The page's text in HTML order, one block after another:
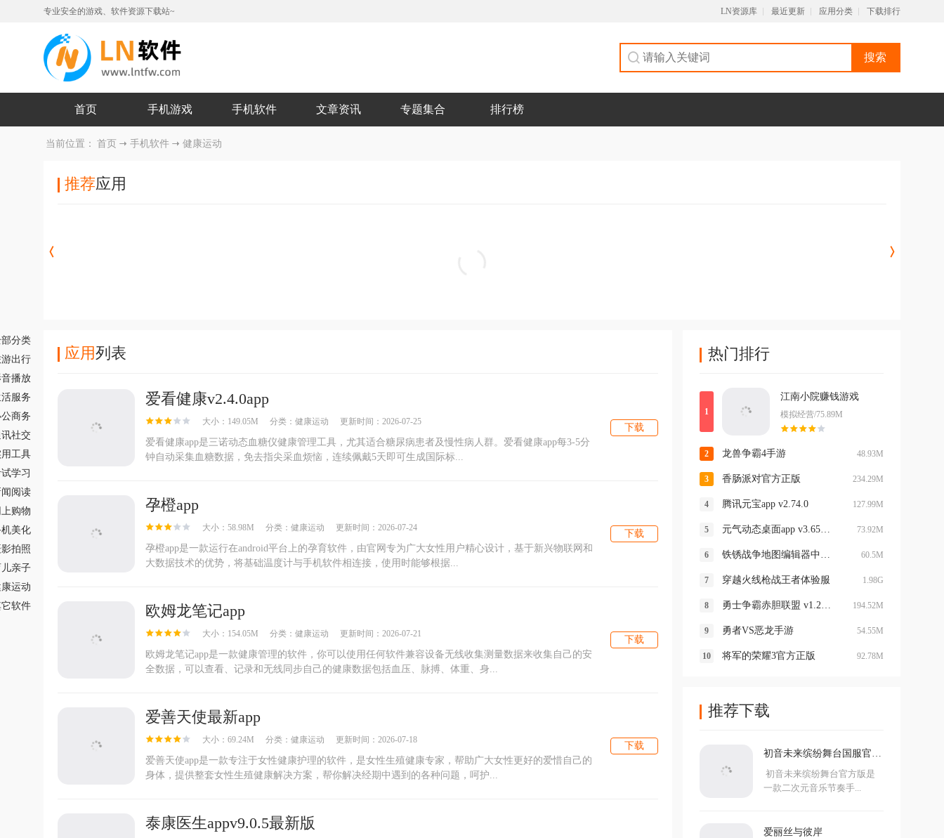
专业安全的游戏、软件资源下载站~ LN资源库 最近更新 应用分类 下载排行
搜索
首页 手机游戏 手机软件 文章资讯 专题集合 排行榜
当前位置： 首页 手机软件 健康运动
推荐应用
分类
出行
播放
服务
商务
社交
工具
学习
阅读
购物
美化
拍照
亲子
运动
软件
应用列表
爱看健康v2.4.0app
大小：149.05M 分类： 健康运动 更新时间： 2026-07-25
下载
爱看健康app是三诺动态血糖仪健康管理工具，尤其适合糖尿病患者及慢性病人群。爱看健康app每3-5分
钟自动采集血糖数据，免去指尖采血烦恼，连续佩戴5天即可生成国际标...
孕橙app
大小：58.98M 分类： 健康运动 更新时间： 2026-07-24
下载
孕橙app是一款运行在android平台上的孕育软件，由官网专为广大女性用户精心设计，基于新兴物联网和
大数据技术的优势，将基础温度计与手机软件相连接，使用时能够根据...
欧姆龙笔记app
大小：154.05M 分类： 健康运动 更新时间： 2026-07-21
下载
欧姆龙笔记app是一款健康管理的软件，你可以使用任何软件兼容设备无线收集测量数据来收集自己的安
全数据，可以查看、记录和无线同步自己的健康数据包括血压、脉搏、体重、身...
爱善天使最新app
大小：69.24M 分类： 健康运动 更新时间： 2026-07-18
下载
爱善天使app是一款专注于女性健康护理的软件，是女性生殖健康专家，帮助广大女性更好的爱惜自己的
身体，提供整套女性生殖健康解决方案，帮你解决经期中遇到的各种问题，呵护...
泰康医生appv9.0.5最新版
热门排行
江南小院赚钱游戏
模拟经营/75.89M
龙兽争霸4手游 48.93M
香肠派对官方正版 234.29M
腾讯元宝app v2.74.0 127.99M
元气动态桌面app v3.65.4393 73.92M
铁锈战争地图编辑器中文最新版(NotTiled) 60.5M
穿越火线枪战王者体验服 1.98G
勇士争霸赤胆联盟 v1.282.202最新版 194.52M
勇者VS恶龙手游 54.55M
将军的荣耀3官方正版 92.78M
推荐下载
初音未来缤纷舞台国服官方
初音未来缤纷舞台官方版是
一款二次元音乐节奏手...
爱丽丝与彼岸